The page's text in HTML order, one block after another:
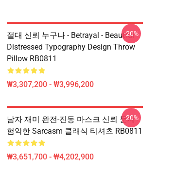
절대 신뢰 누구나 - Betrayal - Beautful
Distressed Typography Design Throw
Pillow RB0811
₩3,307,200 - ₩3,996,200
-20%
남자 재미 완전-진동 마스크 신뢰 문제
험악한 Sarcasm 클래식 티셔츠 RB0811
₩3,651,700 - ₩4,202,900
-20%